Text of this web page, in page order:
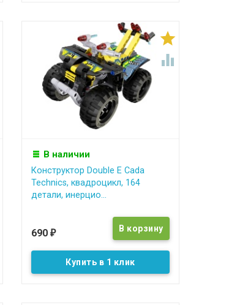


В наличии
Конструктор Double E Cada
Technics, квадроцикл, 164
детали, инерцио...
690 ₽
Купить в 1 клик